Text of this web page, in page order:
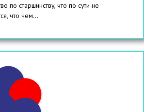
по старшинству, что по сути не
что чем...